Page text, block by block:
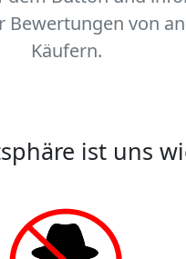
Bewertungen von
Käufern.
ist uns